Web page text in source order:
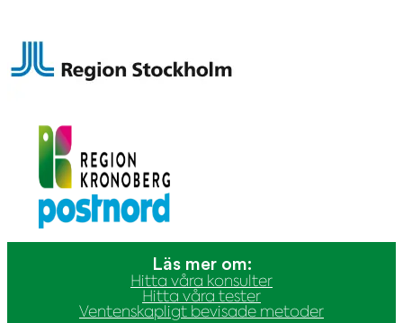
Läs mer om:
Hitta våra konsulter
Hitta våra tester
Ventenskapligt bevisade metoder